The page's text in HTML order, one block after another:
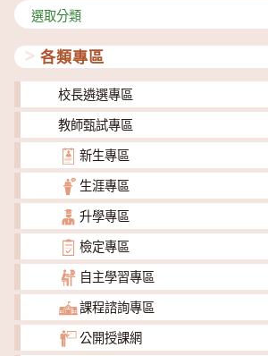
分
類
各類專區
校長遴選專區
教師甄試專區
新生專區
生涯專區
升學專區
檢定專區
自主學習專區
課程諮詢專區
公開授課網